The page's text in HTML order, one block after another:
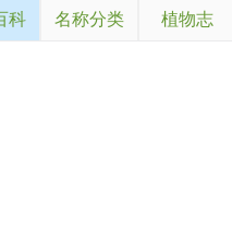
科 名称分类 植物志